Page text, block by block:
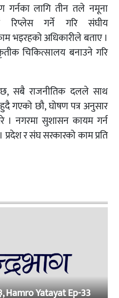
गर्नका लागि तीन तले नमूना
रिप्लेस गर्ने गरि संघीय
भइरहको अधिकारीले बताए ।
चिकित्सालय बनाउने गरि
सबै राजनीतिक दलले साथ
गएको छौ, घोषण पत्र अनुसार
। नगरमा सुशासन कायम गर्न
प्रदेश र संघ सरकारको काम प्रति
Hamro Yatayat Ep-33